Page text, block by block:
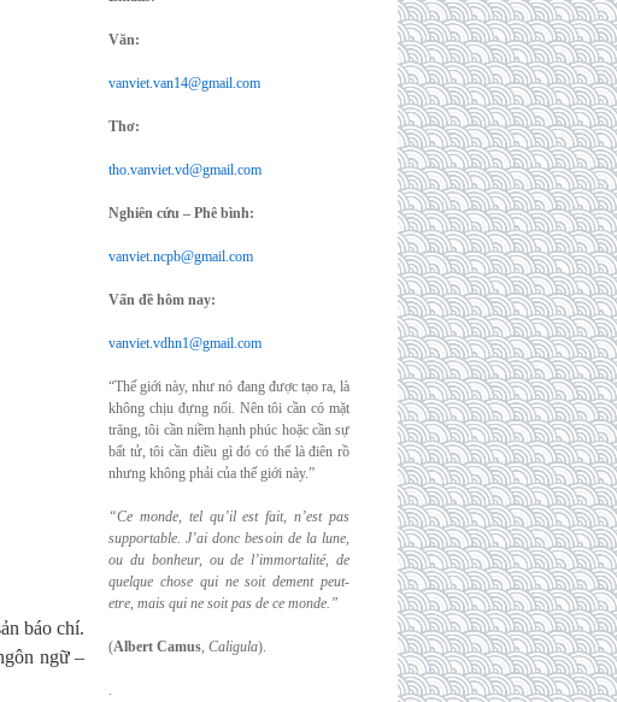
báo chí.
ngữ –
Văn:
vanviet.van14@gmail.com
Thơ:
tho.vanviet.vd@gmail.com
Nghiên cứu – Phê bình:
vanviet.ncpb@gmail.com
Vấn đề hôm nay:
vanviet.vdhn1@gmail.com
“Thế giới này, như nó đang được tạo ra, là
không chịu đựng nổi. Nên tôi cần có mặt
trăng, tôi cần niềm hạnh phúc hoặc cần sự
bất tử, tôi cần điều gì đó có thể là điên rồ
nhưng không phải của thế giới này.”
“Ce monde, tel qu’il est fait, n’est pas
supportable. J’ai donc besoin de la lune,
ou du bonheur, ou de l’immortalité, de
quelque chose qui ne soit dement peut-
etre, mais qui ne soit pas de ce monde.”
(Albert Camus, Caligula).
.